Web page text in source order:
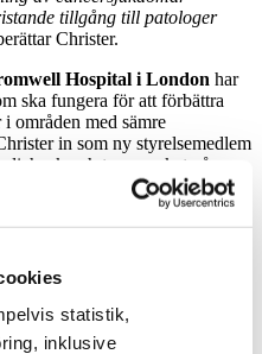
statistik,
inklusive
tillgång till patologer
Christer.
Hospital i London har
ska fungera för att förbättra
områden med sämre
in som ny styrelsemedlem
och tror mycket på
internationell lansering i
För framtiden
en bättre tillgång till och
i större utsträckning kunna
” avslutar han.